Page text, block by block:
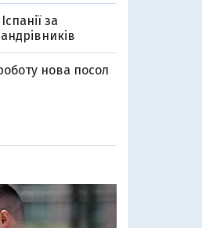
за
нова посол